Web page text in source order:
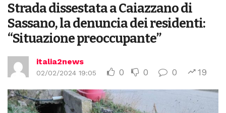
Strada dissestata a Caiazzano di
Sassano, la denuncia dei residenti:
“Situazione preoccupante”
italia2news
02/02/2024 19:05 0 0 0 19